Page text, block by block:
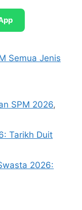
Semua Jenis
SPM 2026,
Tarikh Duit
2026: